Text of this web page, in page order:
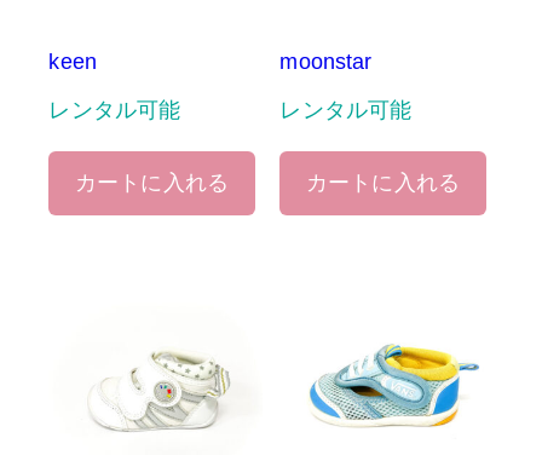
keen
レンタル可能
カートに入れる
moonstar
レンタル可能
カートに入れる